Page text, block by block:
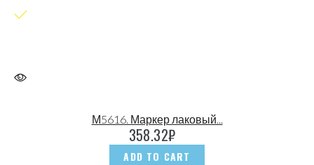
М5616. Маркер лаковый...
358.32₽
ADD TO CART